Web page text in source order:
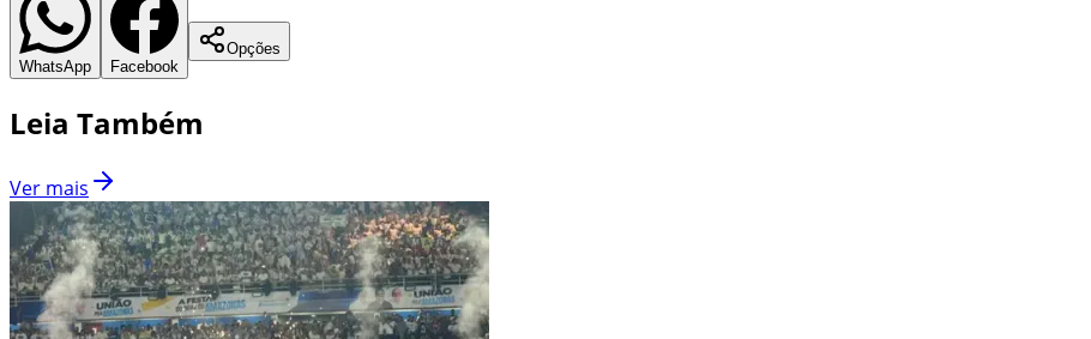
WhatsApp Facebook
Opções
Leia Também
Ver mais